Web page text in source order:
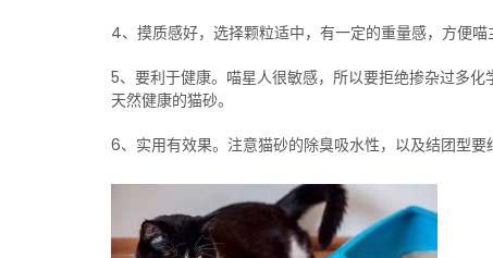
4、摸质感好，选择颗粒适中，有一定的重量感，方便喵
5、要利于健康。喵星人很敏感，所以要拒绝掺杂过多
天然健康的猫砂。
6、实用有效果。注意猫砂的除臭吸水性，以及结团型要